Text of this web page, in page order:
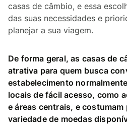
casas de câmbio, e essa
das suas necessidades e
planejar a sua viagem.
De forma geral, as casas de
atrativa para quem busca
estabelecimento
locais de fácil acesso, como
e áreas centrais, e
variedade de moedas